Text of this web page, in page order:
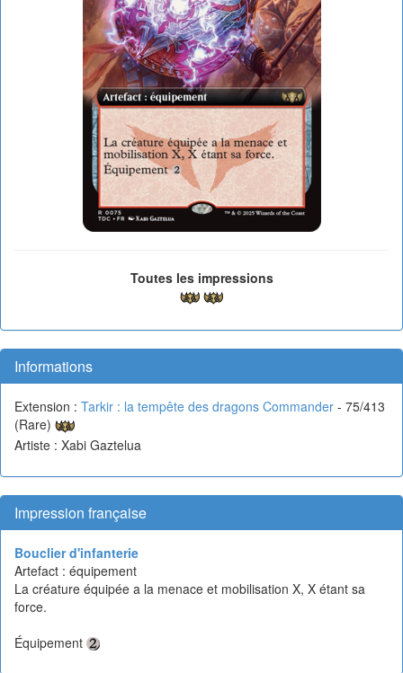
Toutes les impressions
Informations
Extension : Tarkir : la tempête des dragons Commander - 75/413
(Rare)
Artiste : Xabi Gaztelua
Impression française
Bouclier d'infanterie
Artefact : équipement
La créature équipée a la menace et mobilisation X, X étant sa
force.
Équipement